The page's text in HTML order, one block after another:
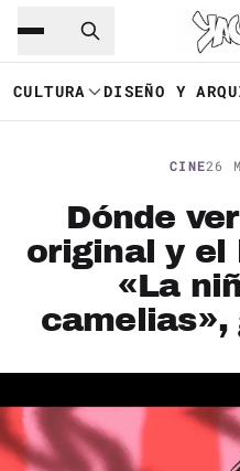
Saltar al contenido
CULTURA DISEÑO Y
CINE26
Dónde
original y el
«La